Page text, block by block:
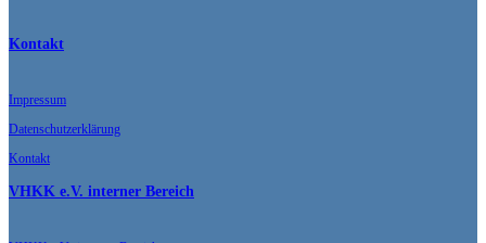
Kontakt
Impressum
Datenschutzerklärung
Kontakt
VHKK e.V. interner Bereich